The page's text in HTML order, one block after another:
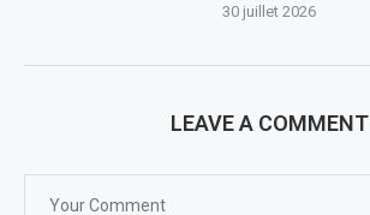
30 juillet 2026
LEAVE A COMMENT